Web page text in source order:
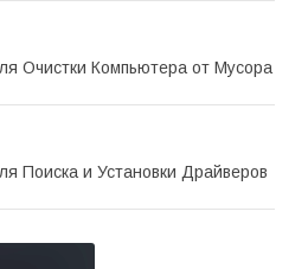
Очистки Компьютера от Мусора
Поиска и Установки Драйверов